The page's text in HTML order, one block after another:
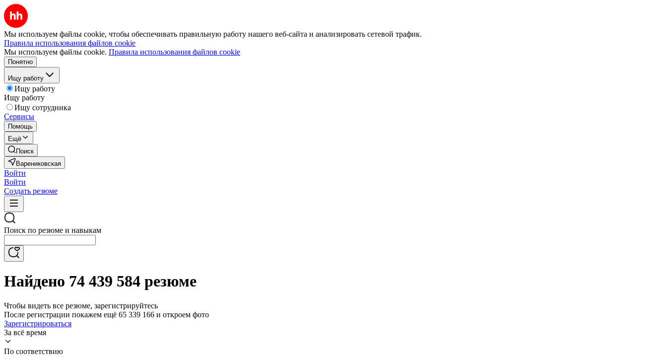
Мы используем файлы cookie, чтобы обеспечивать правильную работу нашего веб-сайта и анализировать сетевой трафик.
Правила использования файлов cookie
Мы используем файлы cookie. Правила использования файлов cookie
Понятно
Ищу работу
Ищу работу
Ищу работу
Ищу сотрудника
Сервисы
Помощь
Ещё
Поиск
Варениковская
Войти
Войти
Создать резюме
Поиск по резюме и навыкам
Найдено 74 439 584 резюме
Чтобы видеть все резюме, зарегистрируйтесь
После регистрации покажем ещё 65 339 166 и откроем фото
Зарегистрироваться
За всё время
По соответствию